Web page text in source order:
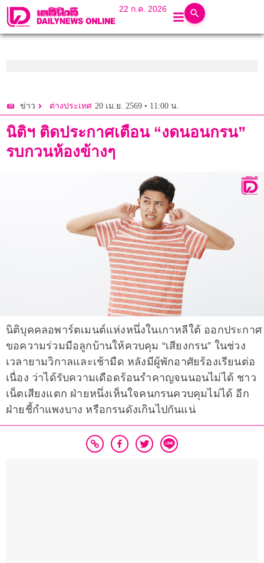
22 ก.ค. 2026
ข่าว ต่างประเทศ 20 เม.ย. 2569 • 11:00 น.
นิติฯ ติดประกาศเตือน “งดนอนกรน”
รบกวนห้องข้างๆ
นิติบุคคลอพาร์ตเมนต์แห่งหนึ่งในเกาหลีใต้ ออกประกาศ
ขอความร่วมมือลูกบ้านให้ควบคุม “เสียงกรน” ในช่วง
เวลายามวิกาลและเช้ามืด หลังมีผู้พักอาศัยร้องเรียนต่อ
เนื่อง ว่าได้รับความเดือดร้อนรำคาญจนนอนไม่ได้ ชาว
เน็ตเสียงแตก ฝ่ายหนึ่งเห็นใจคนกรนควบคุมไม่ได้ อีก
ฝ่ายชี้กำแพงบาง หรือกรนดังเกินไปกันแน่